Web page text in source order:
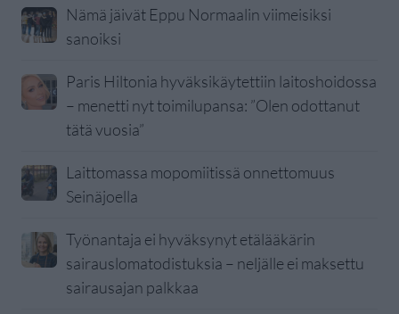
Nämä jäivät Eppu Normaalin viimeisiksi
sanoiksi
Paris Hiltonia hyväksikäytettiin laitoshoidossa
– menetti nyt toimilupansa: ”Olen odottanut
tätä vuosia”
Laittomassa mopomiitissä onnettomuus
Seinäjoella
Työnantaja ei hyväksynyt etälääkärin
sairauslomatodistuksia – neljälle ei maksettu
sairausajan palkkaa